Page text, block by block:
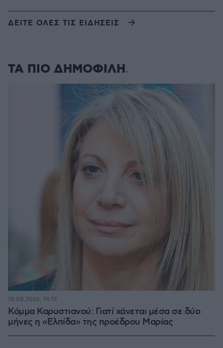
ΔΕΙΤΕ ΟΛΕΣ ΤΙΣ ΕΙΔΗΣΕΙΣ
ΤΑ ΠΙΟ ΔΗΜΟΦΙΛΗ
Κόμμα Καρυστιανού: Γιατί χάνεται μέσα σε δύο
μήνες η «Ελπίδα» της προέδρου Μαρίας
10.08.2026, 14:19